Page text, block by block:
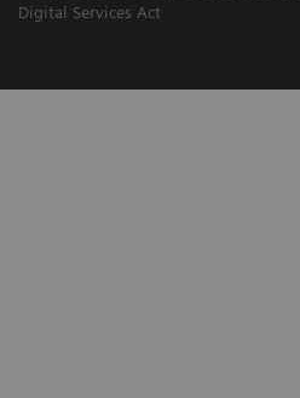
Digital Services Act